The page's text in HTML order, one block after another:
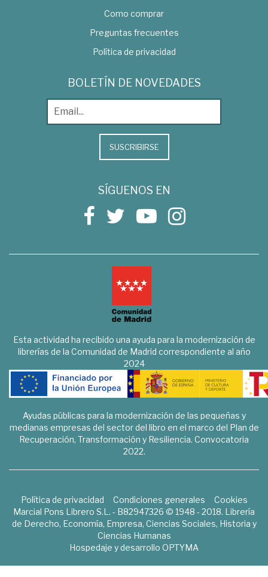
Como comprar
Preguntas frecuentes
Política de privacidad
BOLETÍN DE NOVEDADES
SUSCRIBIRSE
SÍGUENOS EN
Esta actividad ha recibido una ayuda para la modernización de
librerías de la Comunidad de Madrid correspondiente al año
2024
Ayudas públicas para la modernización de las pequeñas y
medianas empresas del sector del libro en el marco del Plan de
Recuperación, Transformación y Resiliencia. Convocatoria
2022.
Política de privacidad Condiciones generales
Cookies
Marcial Pons Librero S.L. - B82947326 © 1948 - 2018. Librería
de Derecho, Economía, Empresa, Ciencias Sociales, Historia y
Ciencias Humanas
Hospedaje y desarrollo OPTYMA